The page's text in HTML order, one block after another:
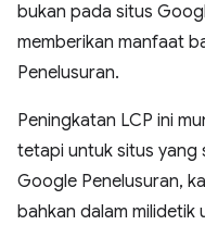
bukan pada situs
memberikan manfaat
Penelusuran.
Peningkatan LCP ini
tetapi untuk situs yang
Google Penelusuran,
bahkan dalam milidetik